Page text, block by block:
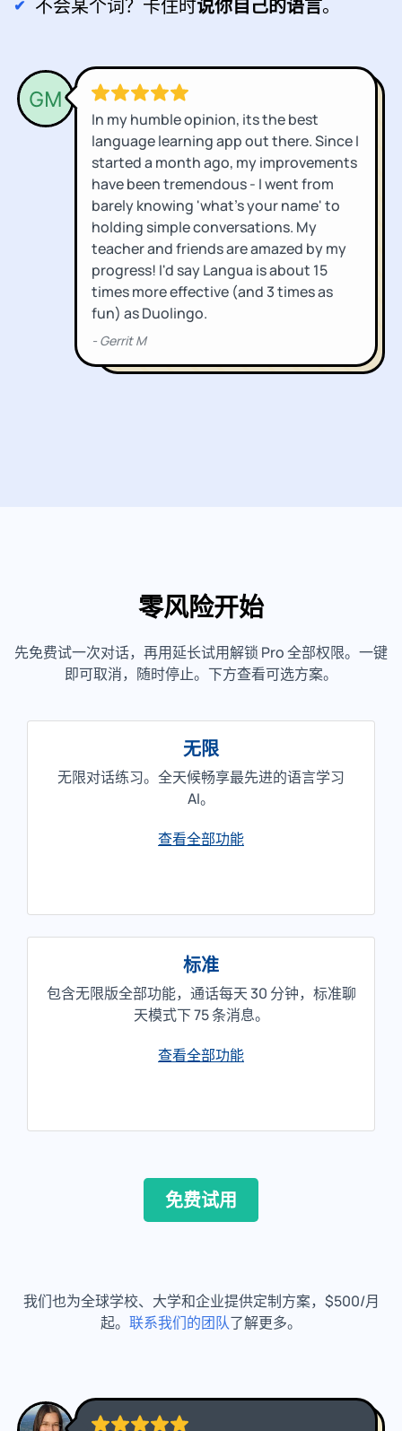
不会某个词？卡住时说你自己的语言。
零风险开始
先免费试一次对话，再用延长试用解锁 Pro 全部权限。一键
即可取消，随时停止。下方查看可选方案。
无限
无限对话练习。全天候畅享最先进的语言学习
AI。
查看全部功能
标准
包含无限版全部功能，通话每天 30 分钟，标准聊
天模式下 75 条消息。
查看全部功能
免费试用
我们也为全球学校、大学和企业提供定制方案，$500/月
起。 联系我们的团队了解更多。